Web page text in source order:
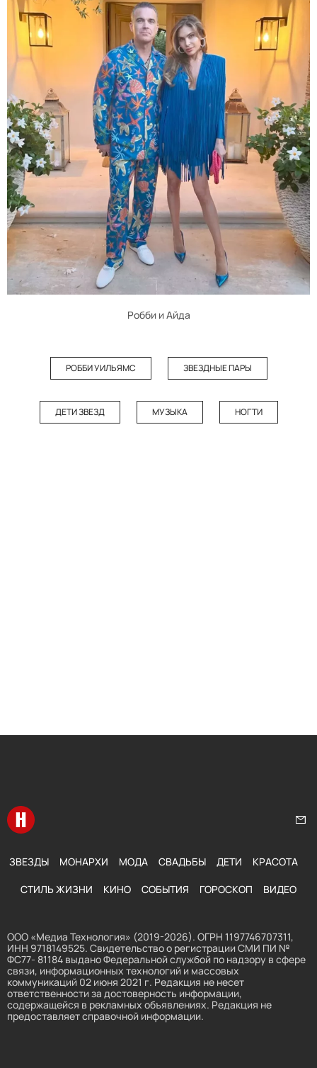
Робби и Айда
РОББИ УИЛЬЯМС ЗВЕЗДНЫЕ ПАРЫ
ДЕТИ ЗВЕЗД МУЗЫКА НОГТИ
Перейти на главную
ЗВЕЗДЫ МОНАРХИ МОДА СВАДЬБЫ ДЕТИ КРАСОТА
СТИЛЬ ЖИЗНИ КИНО СОБЫТИЯ ГОРОСКОП ВИДЕО
ООО «Медиа Технология» (2019-2026). ОГРН 1197746707311,
ИНН 9718149525. Свидетельство о регистрации СМИ ПИ №
ФС77- 81184 выдано Федеральной службой по надзору в сфере
связи, информационных технологий и массовых
коммуникаций 02 июня 2021 г. Редакция не несет
ответственности за достоверность информации,
содержащейся в рекламных объявлениях. Редакция не
предоставляет справочной информации.